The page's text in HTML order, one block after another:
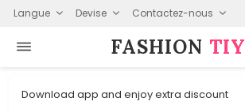
Langue Devise Contactez-nous
FASHION⁠ TIY
Download app and enjoy extra discount